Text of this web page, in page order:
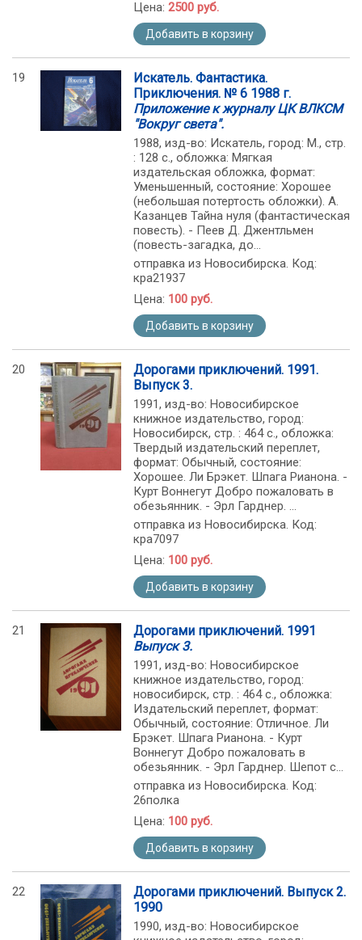
Цена: 2500 руб.
Добавить в корзину
19
Искатель. Фантастика.
Приключения. № 6 1988 г.
Приложение к журналу ЦК ВЛКСМ
"Вокруг света".
1988, изд-во: Искатель, город: М., стр.
: 128 с., обложка: Мягкая
издательская обложка, формат:
Уменьшенный, состояние: Хорошее
(небольшая потертость обложки). А.
Казанцев Тайна нуля (фантастическая
повесть). - Пеев Д. Джентльмен
(повесть-загадка, до...
отправка из Новосибирска. Код:
кра21937
Цена: 100 руб.
Добавить в корзину
20
Дорогами приключений. 1991.
Выпуск 3.
1991, изд-во: Новосибирское
книжное издательство, город:
Новосибирск, стр. : 464 с., обложка:
Твердый издательский переплет,
формат: Обычный, состояние:
Хорошее. Ли Брэкет. Шпага Рианона. -
Курт Воннегут Добро пожаловать в
обезьянник. - Эрл Гарднер. ...
отправка из Новосибирска. Код:
кра7097
Цена: 100 руб.
Добавить в корзину
21
Дорогами приключений. 1991
Выпуск 3.
1991, изд-во: Новосибирское
книжное издательство, город:
новосибирск, стр. : 464 с., обложка:
Издательский переплет, формат:
Обычный, состояние: Отличное. Ли
Брэкет. Шпага Рианона. - Курт
Воннегут Добро пожаловать в
обезьянник. - Эрл Гарднер. Шепот с...
отправка из Новосибирска. Код:
26полка
Цена: 100 руб.
Добавить в корзину
22
Дорогами приключений. Выпуск 2.
1990
1990, изд-во: Новосибирское